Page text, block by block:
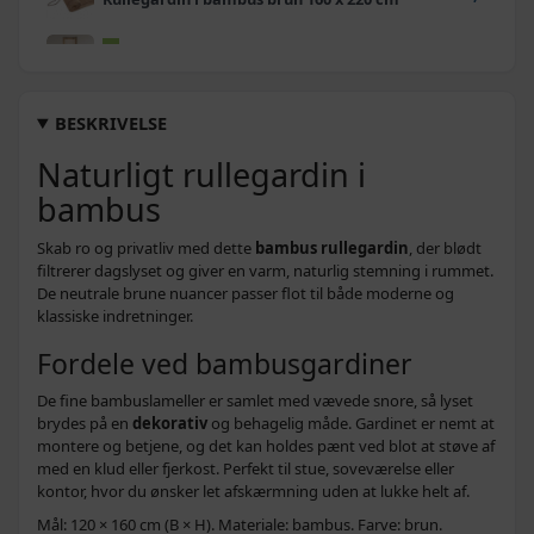
BESKRIVELSE
Naturligt rullegardin i
bambus
Skab ro og privatliv med dette bambus rullegardin, der blødt
filtrerer dagslyset og giver en varm, naturlig stemning i rummet.
De neutrale brune nuancer passer flot til både moderne og
klassiske indretninger.
Fordele ved bambusgardiner
De fine bambuslameller er samlet med vævede snore, så lyset
brydes på en dekorativ og behagelig måde. Gardinet er nemt at
montere og betjene, og det kan holdes pænt ved blot at støve af
med en klud eller fjerkost. Perfekt til stue, soveværelse eller
kontor, hvor du ønsker let afskærmning uden at lukke helt af.
Mål: 120 × 160 cm (B × H). Materiale: bambus. Farve: brun.
Rullegardin i naturfarvet bambus 90 x 220
Rullegardin i bambus 110 x 160 cm brun
Rullegardin i bambus brun 40 x 160 cm 189,-
Rullegardin i bambus naturfarvet 60 x 160
Rullegardin i naturfarvet bambus 60 x 220
cm
219,-
Rullegardin i naturfarvet bambus 70 x 160
249,-